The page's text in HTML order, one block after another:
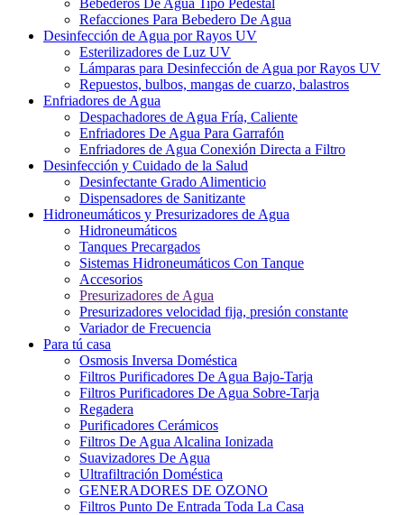
Bebederos De Agua Tipo Pedestal
Refacciones Para Bebedero De Agua
Desinfección de Agua por Rayos UV
Esterilizadores de Luz UV
Lámparas para Desinfección de Agua por Rayos UV
Repuestos, bulbos, mangas de cuarzo, balastros
Enfriadores de Agua
Despachadores de Agua Fría, Caliente
Enfriadores De Agua Para Garrafón
Enfriadores de Agua Conexión Directa a Filtro
Desinfección y Cuidado de la Salud
Desinfectante Grado Alimenticio
Dispensadores de Sanitizante
Hidroneumáticos y Presurizadores de Agua
Hidroneumáticos
Tanques Precargados
Sistemas Hidroneumáticos Con Tanque
Accesorios
Presurizadores de Agua
Presurizadores velocidad fija, presión constante
Variador de Frecuencia
Para tú casa
Osmosis Inversa Doméstica
Filtros Purificadores De Agua Bajo-Tarja
Filtros Purificadores De Agua Sobre-Tarja
Regadera
Purificadores Cerámicos
Filtros De Agua Alcalina Ionizada
Suavizadores De Agua
Ultrafiltración Doméstica
GENERADORES DE OZONO
Filtros Punto De Entrada Toda La Casa